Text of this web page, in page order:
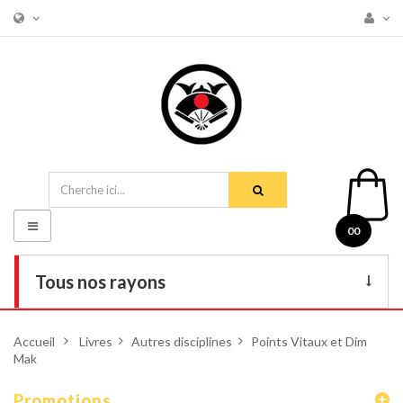
00
Tous nos rayons
Armes
Basculer
la
navigation
Accueil > Livres > Autres disciplines > Points Vitaux et Dim
Mak